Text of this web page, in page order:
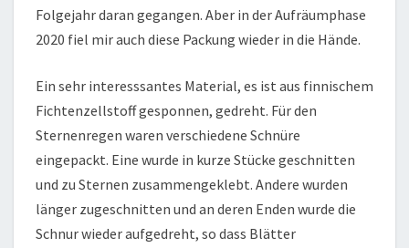
Folgejahr daran gegangen. Aber in der Aufräumphase
2020 fiel mir auch diese Packung wieder in die Hände.
Ein sehr interesssantes Material, es ist aus finnischem
Fichtenzellstoff gesponnen, gedreht. Für den
Sternenregen waren verschiedene Schnüre
eingepackt. Eine wurde in kurze Stücke geschnitten
und zu Sternen zusammengeklebt. Andere wurden
länger zugeschnitten und an deren Enden wurde die
Schnur wieder aufgedreht, so dass Blätter